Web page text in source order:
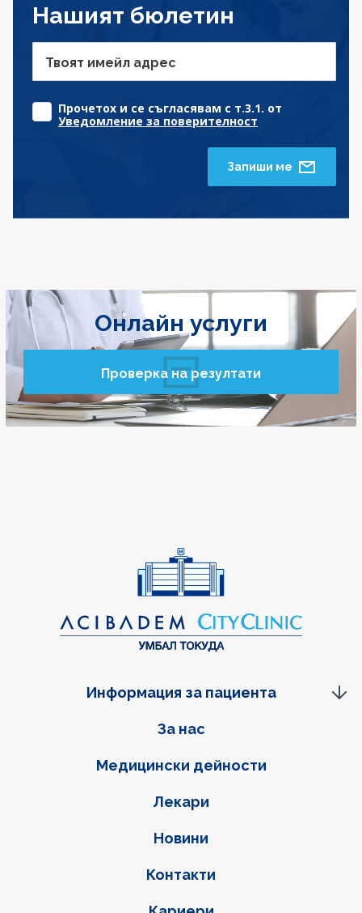
Нашият бюлетин
Твоят имейл адрес
Прочетох и се съгласявам с т.3.1. от
Уведомление за поверителност
Запиши ме
Онлайн услуги
Проверка на резултати
Фуутер навигация
За нас
Медицински дейности
Лекари
Новини
Контакти
Информация за пациента